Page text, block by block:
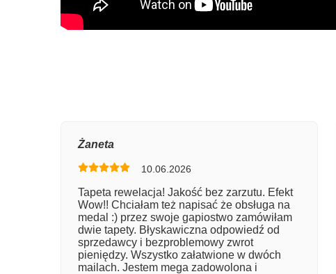
Numer
Żaneta
10.06.2026
Tapeta rewelacja! Jakość bez zarzutu. Efekt
Wow!! Chciałam też napisać że obsługa na
medal :) przez swoje gapiostwo zamówiłam
dwie tapety. Błyskawiczna odpowiedź od
sprzedawcy i bezproblemowy zwrot
pieniędzy. Wszystko załatwione w dwóch
mailach. Jestem mega zadowolona i